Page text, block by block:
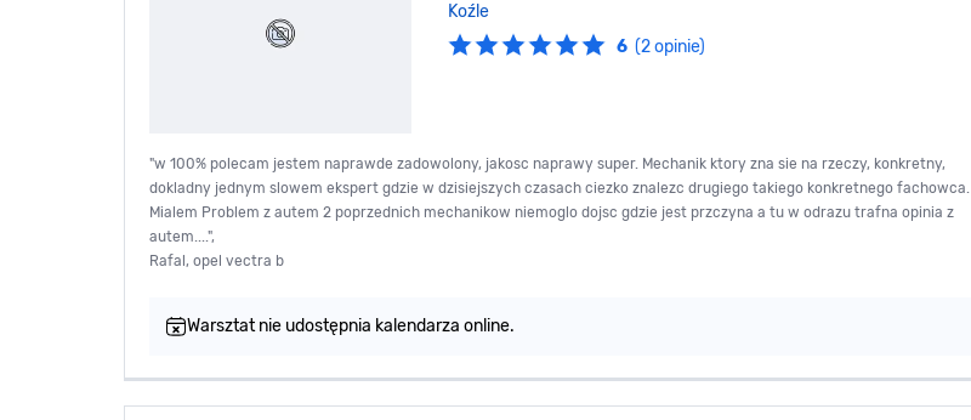
Koźle
6 (2 opinie)
"w 100% polecam jestem naprawde zadowolony, jakosc naprawy super. Mechanik ktory zna sie na rzeczy, konkretny,
dokladny jednym slowem ekspert gdzie w dzisiejszych czasach ciezko znalezc drugiego takiego konkretnego fachowca.
Mialem Problem z autem 2 poprzednich mechanikow niemoglo dojsc gdzie jest przczyna a tu w odrazu trafna opinia z
autem....",
Rafal, opel vectra b
Warsztat nie udostępnia kalendarza online.